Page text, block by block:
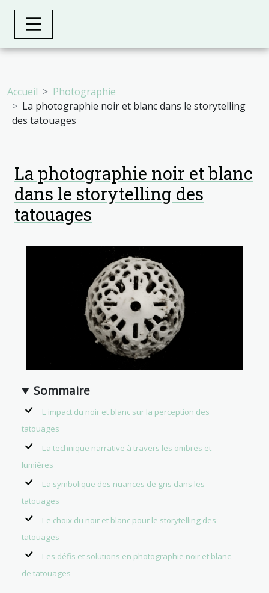
Accueil
Photographie
La photographie noir et blanc dans le storytelling
des tatouages
La photographie noir et blanc
dans le storytelling des
tatouages
Sommaire
L'impact du noir et blanc sur la perception des
tatouages
La technique narrative à travers les ombres et
lumières
La symbolique des nuances de gris dans les
tatouages
Le choix du noir et blanc pour le storytelling des
tatouages
Les défis et solutions en photographie noir et blanc
de tatouages